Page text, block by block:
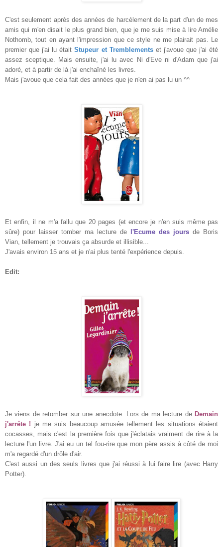
C'est seulement après des années de harcèlement de la part d'un de mes
amis qui m'en disait le plus grand bien, que je me suis mise à lire Amélie
Nothomb, tout en ayant l'impression que ce style ne me plairait pas. Le
premier que j'ai lu étaitStupeur et Tremblementset j'avoue que j'ai été
assez sceptique. Mais ensuite, j'ai lu avec Ni d'Eve ni d'Adam que j'ai
adoré, et à partir de là j'ai enchaîné les livres.
Mais j'avoue que cela fait des années que je n'en ai pas lu un ^^
Et enfin, il ne m'a fallu que 20 pages (et encore je n'en suis même pas
sûre) pour laisser tomber ma lecture de
l'Ecume des jours de Boris
Vian, tellement je trouvais ça absurde et illisible...
J'avais environ 15 ans et je n'ai plus tenté l'expérience depuis.
Edit:
Je viens de retomber sur une anecdote. Lors de ma lecture de Demain
j'arrête ! je me suis beaucoup amusée tellement les situations étaient
cocasses, mais c'est la première fois que j'éclatais vraiment de rire à la
lecture l'un livre. J'ai eu un tel fou-rire que mon père assis à côté de moi
m'a regardé d'un drôle d'air.
C'est aussi un des seuls livres que j'ai réussi à lui faire lire (avec Harry
Potter).